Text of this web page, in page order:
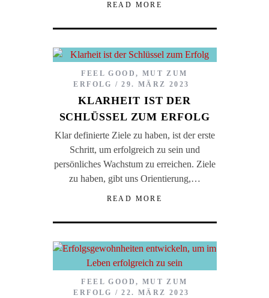
READ MORE
FEEL GOOD , MUT ZUM
ERFOLG
29. MÄRZ 2023
KLARHEIT IST DER
SCHLÜSSEL ZUM ERFOLG
Klar definierte Ziele zu haben, ist der erste
Schritt, um erfolgreich zu sein und
persönliches Wachstum zu erreichen. Ziele
zu haben, gibt uns Orientierung,…
READ MORE
FEEL GOOD , MUT ZUM
ERFOLG
22. MÄRZ 2023